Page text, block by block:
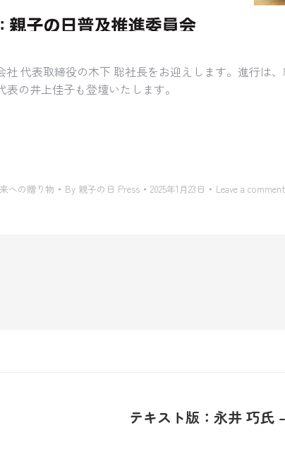
代表取締役の木下 聡社長をお迎えします。進行は
の井上佳子も登壇いたします。
への贈り物 By 親子の日 Press 2025年1月23日 Leave a comment
テキスト版：永井 巧氏